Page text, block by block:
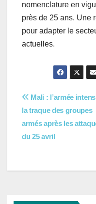
nomenclature en
près de 25 ans. Une
pour adapter le
actuelles.
de
l’article
Mali : l’armée
la traque des groupes
armés après les
du 25 avril